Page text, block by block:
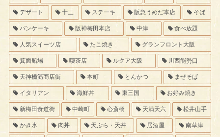
デザート 十三 ステーキ 阪急うめだ本店 そば
パンケーキ 阪神梅田本店 中津 食べ放題
人気スイーツ店 たこ焼き グランフロント大阪
箕面船場 喫茶店 ルクア大阪 川西能勢口
天神橋筋商店街 本町 とんかつ まぜそば
イタリアン 海鮮丼 東三国 お好み焼き
新梅田食道街 中崎町 心斎橋 天満天六 松井山手
かき氷 肉丼 天ぷら・天丼 居酒屋 南草津